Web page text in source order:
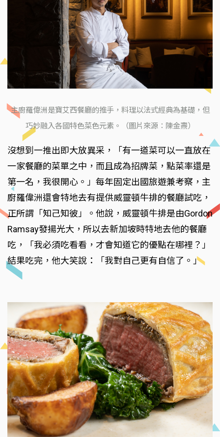
主廚羅偉洲是寶艾西餐廳的推手，料理以法式經典為基礎，但
巧妙融入各國特色菜色元素。（圖片來源：陳金燾）
沒想到一推出即大放異采，「有一道菜可以一直放在
一家餐廳的菜單之中，而且成為招牌菜，點菜率還是
第一名，我很開心。」每年固定出國旅遊兼考察，主
廚羅偉洲還會特地去有提供威靈頓牛排的餐廳試吃，
正所謂「知己知彼」。他說，威靈頓牛排是由Gordon
Ramsay發揚光大，所以去新加坡時特地去他的餐廳
吃，「我必須吃看看，才會知道它的優點在哪裡？」
結果吃完，他大笑說：「我對自己更有自信了。」